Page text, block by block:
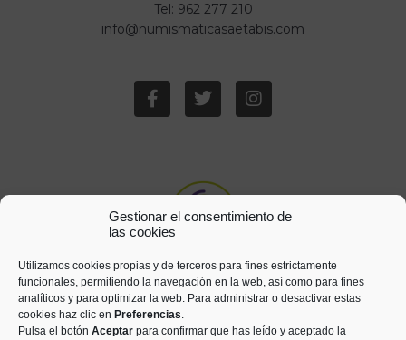
Gestionar el consentimiento de
las cookies
Utilizamos cookies propias y de terceros para fines estrictamente
funcionales, permitiendo la navegación en la web, así como para fines
analíticos y para optimizar la web. Para administrar o desactivar estas
cookies haz clic en Preferencias.
Pulsa el botón Aceptar para confirmar que has leído y aceptado la
Tel: 962 277 210
info@numismaticasaetabis.com